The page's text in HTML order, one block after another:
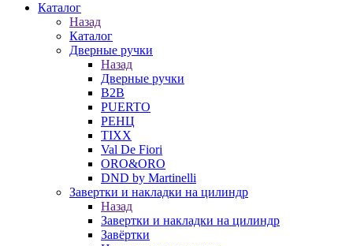
Каталог
Назад
Каталог
Дверные ручки
Назад
Дверные ручки
B2B
PUERTO
РЕНЦ
TIXX
Val De Fiori
ORO&ORO
DND by Martinelli
Завертки и накладки на цилиндр
Назад
Завертки и накладки на цилиндр
Завёртки